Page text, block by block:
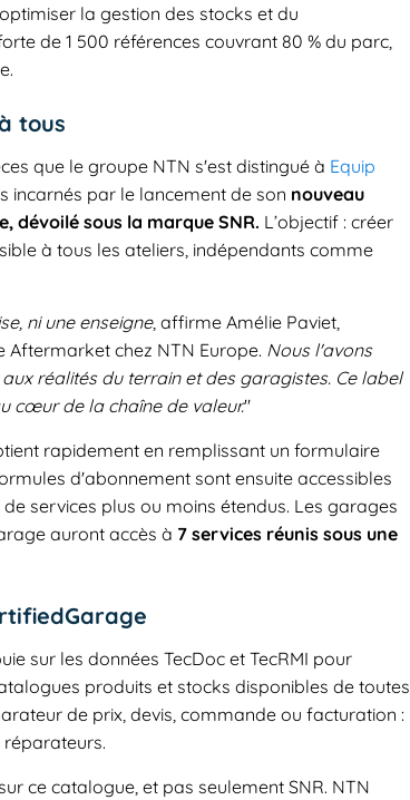
la gestion des stocks et du
de 1 500 références couvrant 80 % du parc,
tous
que le groupe NTN s'est distingué à Equip
incarnés par le lancement de son nouveau
dévoilé sous la marque SNR. L’objectif : créer
à tous les ateliers, indépendants comme
ni une enseigne, affirme Amélie Paviet,
Aftermarket chez NTN Europe. Nous l'avons
réalités du terrain et des garagistes. Ce label
cœur de la chaîne de valeur."
rapidement en remplissant un formulaire
d'abonnement sont ensuite accessibles
services plus ou moins étendus. Les garages
auront accès à 7 services réunis sous une
sur les données TecDoc et TecRMI pour
produits et stocks disponibles de toutes
de prix, devis, commande ou facturation :
réparateurs.
ce catalogue, et pas seulement SNR. NTN